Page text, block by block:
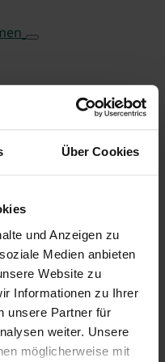
Über Cookies
und Anzeigen zu
Medien anbieten
Website zu
Informationen zu Ihrer
unsere Partner für
weiter. Unsere
möglicherweise mit